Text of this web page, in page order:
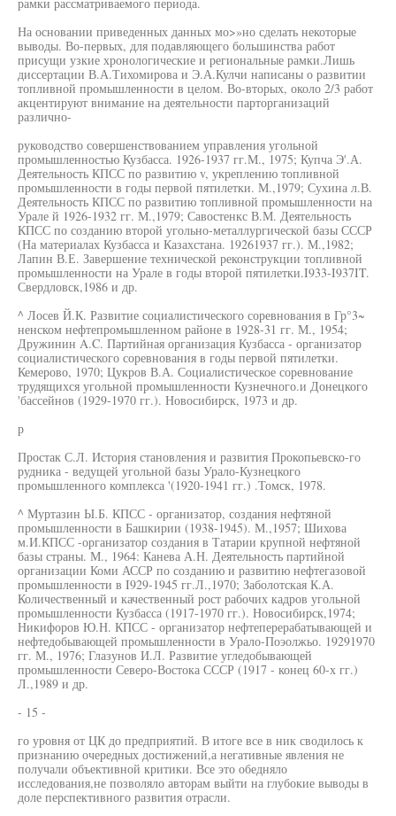
На основании приведенных данных мо>»но сделать некоторые
выводы. Во-первых, для подавляющего большинства работ
присущи узкие хронологические и региональные рамки.Лишь
диссертации В.А.Тихомирова и Э.А.Кулчи написаны о развитии
топливной промышленности в целом. Во-вторых, около 2/3 работ
акцентируют внимание на деятельности парторганизаций
различно-
руководство совершенствованием управления угольной
промышленностью Кузбасса. 1926-1937 гг.М., 1975; Купча Э'.А.
Деятельность КПСС по развитию v, укреплению топливной
промышленности в годы первой пятилетки. М.,1979; Сухина л.В.
Деятельность КПСС по развитию топливной промышленности на
Урале й 1926-1932 гг. М.,1979; Савостенкс В.М. Деятельность
КПСС по созданию второй угольно-металлургической базы СССР
(На материалах Кузбасса и Казахстана. 19261937 гг.). М.,1982;
Лапин В.Е. Завершение технической реконструкции топливной
промышленности на Урале в годы второй пятилетки.I933-I937IT.
Свердловск,1986 и др.
^ Лосев Й.К. Развитие социалистического соревнования в Гр°3~
ненском нефтепромышленном районе в 1928-31 гг. М., 1954;
Дружинин A.C. Партийная организация Кузбасса - организатор
социалистического соревнования в годы первой пятилетки.
Кемерово, 1970; Цукров В.А. Социалистическое соревнование
трудящихся угольной промышленности Кузнечного.и Донецкого
'бассейнов (1929-1970 гг.). Новосибирск, 1973 и др.
р
Простак С.Л. История становления и развития Прокопьевско-го
рудника - ведущей угольной базы Урало-Кузнецкого
промышленного комплекса '(1920-1941 гг.) .Томск, 1978.
^ Муртазин Ы.Б. КПСС - организатор, создания нефтяной
промышленности в Башкирии (1938-1945). М.,1957; Шихова
м.И.КПСС -организатор создания в Татарии крупной нефтяной
базы страны. М., 1964: Канева А.Н. Деятельность партийной
организации Коми АССР по созданию и развитию нефтегазовой
промышленности в I929-1945 гг.Л.,1970; Заболотская К.А.
Количественный и качественный рост рабочих кадров угольной
промышленности Кузбасса (1917-1970 гг.). Новосибирск,1974;
Никифоров Ю.Н. КПСС - организатор нефтеперерабатывающей и
нефтедобывающей промышленности в Урало-Поэолжьо. 19291970
гг. М., 1976; Глазунов И.Л. Развитие угледобывающей
промышленности Северо-Востока СССР (1917 - конец 60-х гг.)
Л.,1989 и др.
- 15 -
го уровня от ЦК до предприятий. В итоге все в ник сводилось к
признанию очередных достижений,а негативные явления не
получали объективной критики. Все это обедняло
исследования,не позволяло авторам выйти на глубокие выводы в
доле перспективного развития отрасли.